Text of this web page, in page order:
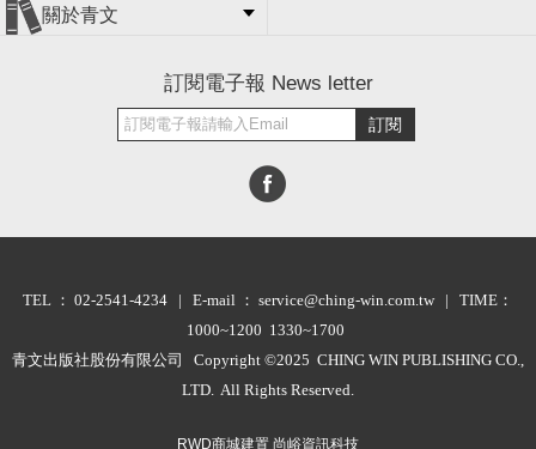
會員辦法
客服信箱
隱私條款
網站導覽關於青文
訂閱電子報 News letter
訂閱
TEL ： 02-2541-4234 | E-mail ： service@ching-win.com.tw | TIME：
1000~1200 1330~1700
青文出版社股份有限公司 Copyright ©2025 CHING WIN PUBLISHING CO.,
LTD. All Rights Reserved.
RWD商城建置 尚峪資訊科技